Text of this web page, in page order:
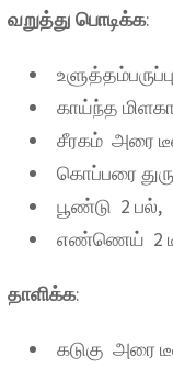
வறுத்து பொடிக்க:
காய்ந்த
சீரகம் அரை
கொப்பரை
பூண்டு 2 பல்,
எண்ணெய் 2
தாளிக்க:
கடுகு அரை